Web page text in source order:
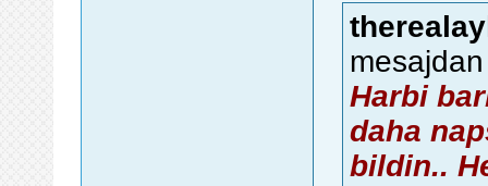
mesajdan
Harbi
daha
bildin..